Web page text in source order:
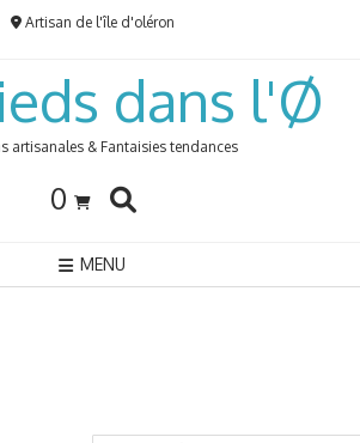
Artisan de l'île d'oléron
dans l'Ø
artisanales & Fantaisies tendances
0
MENU